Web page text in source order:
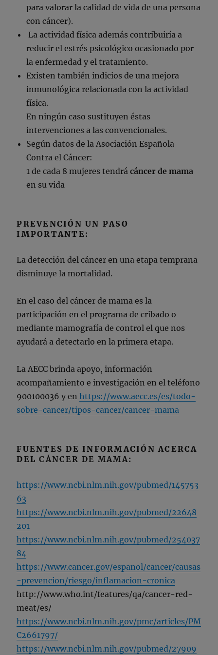
para valorar la calidad de vida de una persona
con cáncer).
La actividad física además contribuiría a
reducir el estrés psicológico ocasionado por
la enfermedad y el tratamiento.
Existen también indicios de una mejora
inmunológica relacionada con la actividad
física.
En ningún caso sustituyen éstas
intervenciones a las convencionales.
Según datos de la Asociación Española
Contra el Cáncer:
1 de cada 8 mujeres tendrácáncer de mama
en su vida
PREVENCIÓN UN PASO
IMPORTANTE:
La detección del cáncer en una etapa temprana
disminuye la mortalidad.
En el caso del cáncer de mama es la
participación en el programa de cribado o
mediante mamografía de control el que nos
ayudará a detectarlo en la primera etapa.
La AECC brinda apoyo, información
acompañamiento e investigación en el teléfono
900100036 y enhttps://www.aecc.es/es/todo-
sobre-cancer/tipos-cancer/cancer-mama
FUENTES DE INFORMACIÓN ACERCA
DELCÁNCER DE MAMA:
https://www.ncbi.nlm.nih.gov/pubmed/145753
63
https://www.ncbi.nlm.nih.gov/pubmed/22648
201
https://www.ncbi.nlm.nih.gov/pubmed/254037
84
https://www.cancer.gov/espanol/cancer/causas
-prevencion/riesgo/inflamacion-cronica
http://www.who.int/features/qa/cancer-red-
meat/es/
https://www.ncbi.nlm.nih.gov/pmc/articles/PM
C2661797/
https://www.ncbi.nlm.nih.gov/pubmed/27909